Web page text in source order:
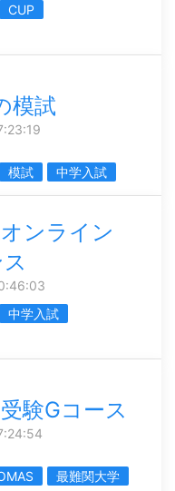
CUP
模試
模試 中学入試
ンライン
中学入試
験Gコース
最難関大学